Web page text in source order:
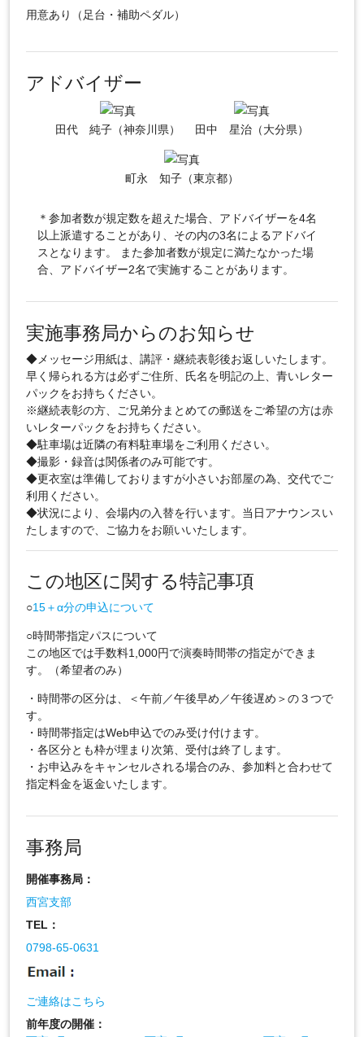
用意あり（足台・補助ペダル）
アドバイザー
田代 純子（神奈川県） 田中 星治（大分県）
町永 知子（東京都）
＊参加者数が規定数を超えた場合、アドバイザーを4名
以上派遣することがあり、その内の3名によるアドバイ
スとなります。 また参加者数が規定に満たなかった場
合、アドバイザー2名で実施することがあります。
実施事務局からのお知らせ
◆メッセージ用紙は、講評・継続表彰後お返しいたします。
早く帰られる方は必ずご住所、氏名を明記の上、青いレター
パックをお持ちください。
※継続表彰の方、ご兄弟分まとめての郵送をご希望の方は赤
いレターパックをお持ちください。
◆駐車場は近隣の有料駐車場をご利用ください。
◆撮影・録音は関係者のみ可能です。
◆更衣室は準備しておりますが小さいお部屋の為、交代でご
利用ください。
◆状況により、会場内の入替を行います。当日アナウンスい
たしますので、ご協力をお願いいたします。
この地区に関する特記事項
○15＋α分の申込について
○時間帯指定パスについて
この地区では手数料1,000円で演奏時間帯の指定ができま
す。（希望者のみ）
・時間帯の区分は、＜午前／午後早め／午後遅め＞の３つで
す。
・時間帯指定はWeb申込でのみ受け付けます。
・各区分とも枠が埋まり次第、受付は終了します。
・お申込みをキャンセルされる場合のみ、参加料と合わせて
指定料金を返金いたします。
事務局
開催事務局：
西宮支部
TEL：
0798-65-0631
ご連絡はこちら
前年度の開催：